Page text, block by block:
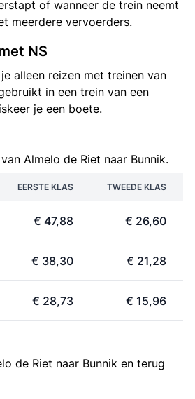
of wanneer de trein neemt
meerdere vervoerders.
NS
alleen reizen met treinen van
in een trein van een
je een boete.
Almelo de Riet naar Bunnik.
EERSTE KLAS TWEEDE KLAS
€ 47,88 € 26,60
€ 38,30 € 21,28
€ 28,73 € 15,96
de Riet naar Bunnik en terug